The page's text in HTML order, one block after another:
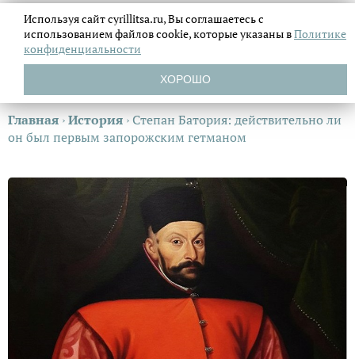
Главная ›История ›Степан Батория: действительно ли
он был первым запорожским гетманом
Используя сайт cyrillitsa.ru, Вы соглашаетесь с
использованием файловcookie, которые указаны вПолитике
конфиденциальности
ХОРОШО